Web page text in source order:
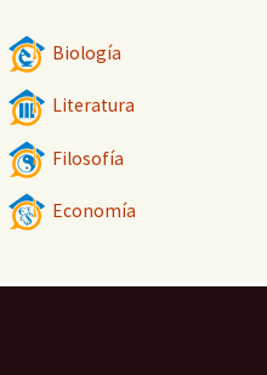
Biología
Literatura
Filosofía
Economía